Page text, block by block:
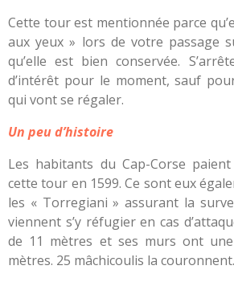
Cette tour est mentionnée parce
aux yeux » lors de votre passage
qu’elle est bien conservée.
d’intérêt pour le moment, sauf
qui vont se régaler.
Un peu d’histoire
Les habitants du Cap-Corse
cette tour en 1599. Ce sont eux
les « Torregiani » assurant la
viennent s’y réfugier en cas
de 11 mètres et ses murs ont
mètres. 25 mâchicoulis la couronnent.